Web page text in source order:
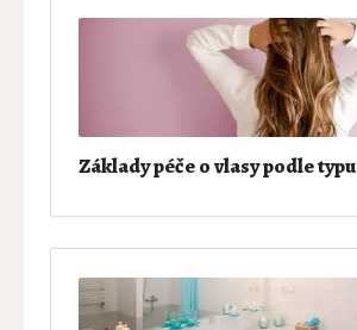
Základy péče o vlasy podle typu